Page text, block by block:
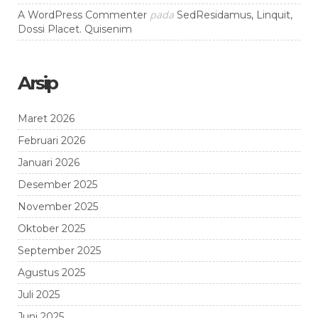
A WordPress Commenter pada SedResidamus, Linquit,
Dossi Placet. Quisenim
Arsip
Maret 2026
Februari 2026
Januari 2026
Desember 2025
November 2025
Oktober 2025
September 2025
Agustus 2025
Juli 2025